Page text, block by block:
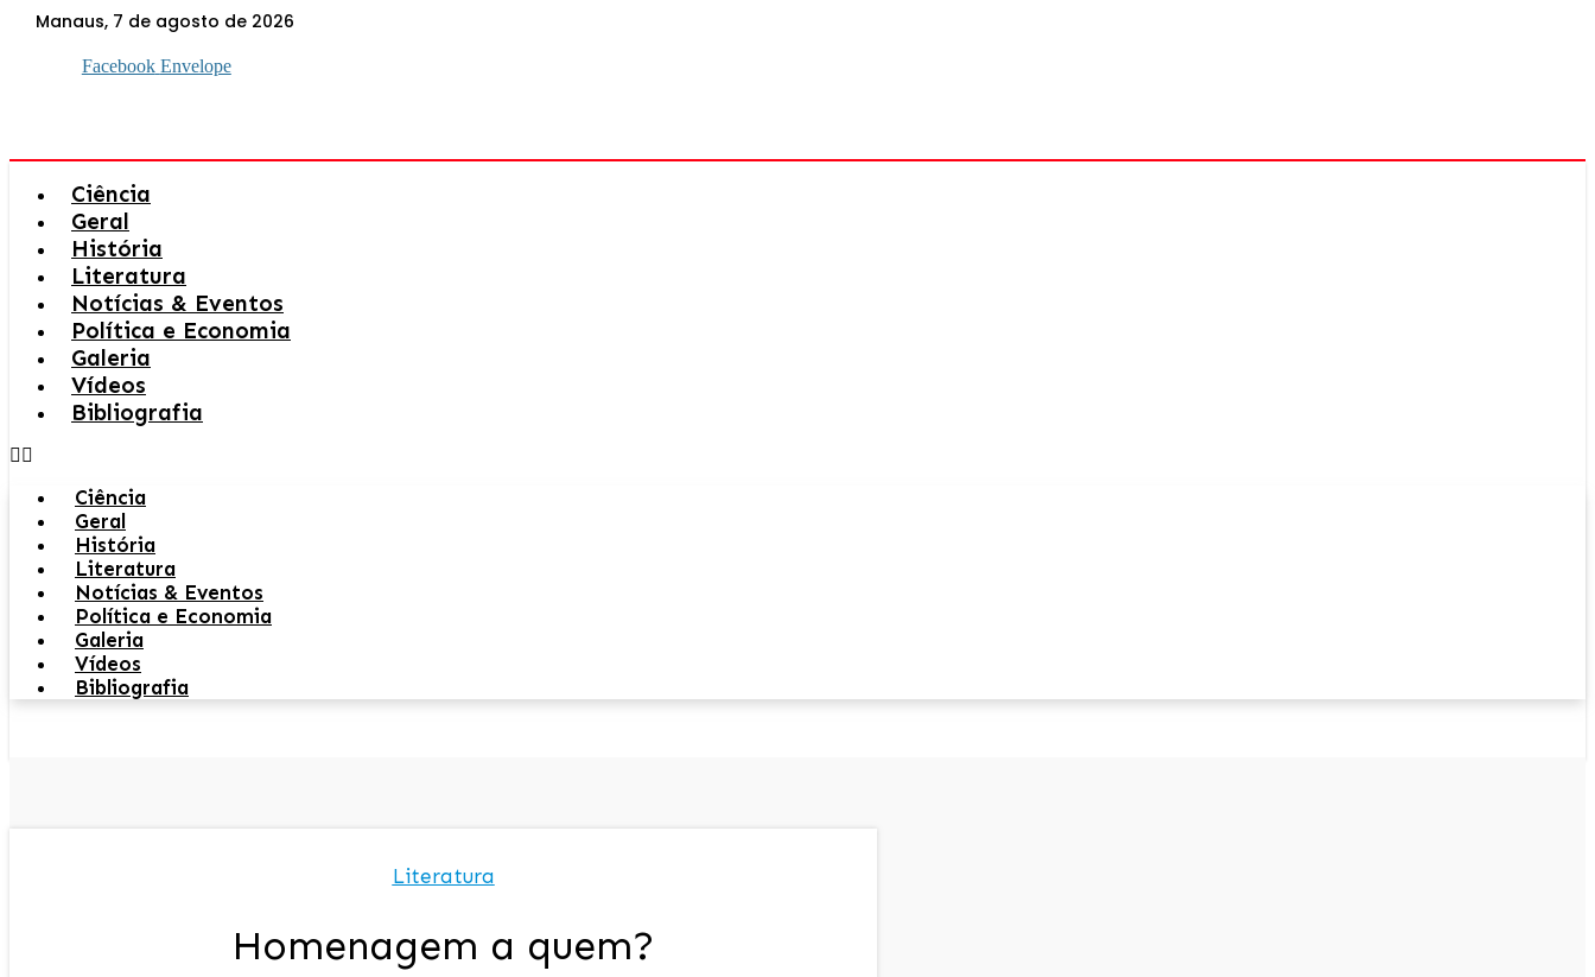
Manaus, 7 de agosto de 2026
Facebook Envelope
Ciência
Geral
História
Literatura
Notícias & Eventos
Política e Economia
Galeria
Vídeos
Bibliografia
Ciência
Geral
História
Literatura
Notícias & Eventos
Política e Economia
Galeria
Vídeos
Bibliografia
Literatura
Homenagem a quem?